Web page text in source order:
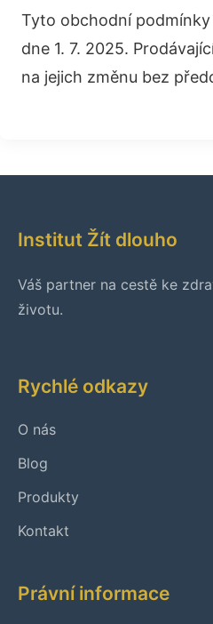
Tyto obchodní
dne 1. 7. 2025.
na jejich změnu bez
Institut Žít dlouho
Váš partner na cestě ke
životu.
Rychlé odkazy
O nás
Blog
Produkty
Kontakt
Právní informace